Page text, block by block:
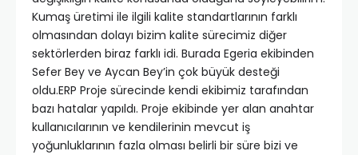
Kumaş üretimi ile ilgili kalite standartlarının farklı
olmasından dolayı bizim kalite sürecimiz diğer
sektörlerden biraz farklı idi. Burada Egeria ekibinden
Sefer Bey ve Aycan Bey’in çok büyük desteği
oldu.ERP Proje sürecinde kendi ekibimiz tarafından
bazı hatalar yapıldı. Proje ekibinde yer alan anahtar
kullanıcılarının ve kendilerinin mevcut iş
yoğunluklarının fazla olması belirli bir süre bizi ve